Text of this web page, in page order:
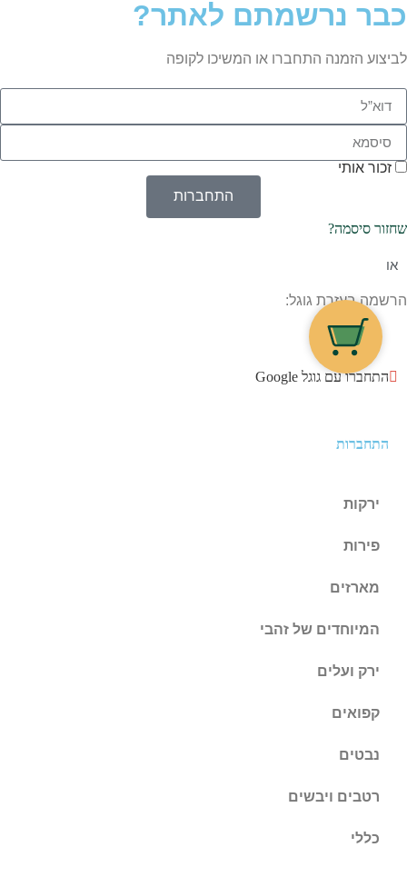
כבר נרשמתם לאתר?
לביצוע הזמנה התחברו או המשיכו לקופה
זכור אותי
התחברות
שחזור סיסמה?
או
הרשמה בעזרת גוגל:
התחברו עם גוגל Google
התחברות
ירקות
פירות
מארזים
המיוחדים של זהבי
ירק ועלים
קפואים
נבטים
רטבים ויבשים
כללי